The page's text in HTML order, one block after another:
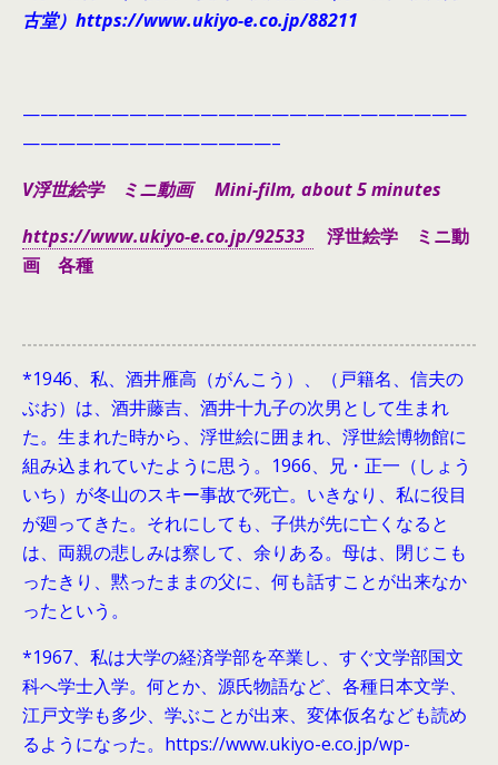
古堂）https://www.ukiyo-e.co.jp/88211
—————————————————————————
——————————————–
V浮世絵学 ミニ動画 Mini-film, about 5 minutes
https://www.ukiyo-e.co.jp/92533
浮世絵学 ミニ動
画 各種
*1946、 私、酒井雁高（がんこう）、（戸籍名、信夫の
ぶお）は、酒井藤吉、酒井十九子の次男として生まれ
た。生まれた時から、浮世絵に囲まれ、浮世絵博物館に
組み込まれていたように思う。1966、兄・正一（しょう
いち）が冬山のスキー事故で死亡。いきなり、私に役目
が廻ってきた。それにしても、子供が先に亡くなると
は、両親の悲しみは察して、余りある。母は、閉じこも
ったきり、黙ったままの父に、何も話すことが出来なか
ったという。
*1967、私は大学の経済学部を卒業し、すぐ文学部国文
科へ学士入学。何とか、源氏物語など、各種日本文学、
江戸文学も多少、学ぶことが出来、変体仮名なども読め
るようになった。https://www.ukiyo-e.co.jp/wp-